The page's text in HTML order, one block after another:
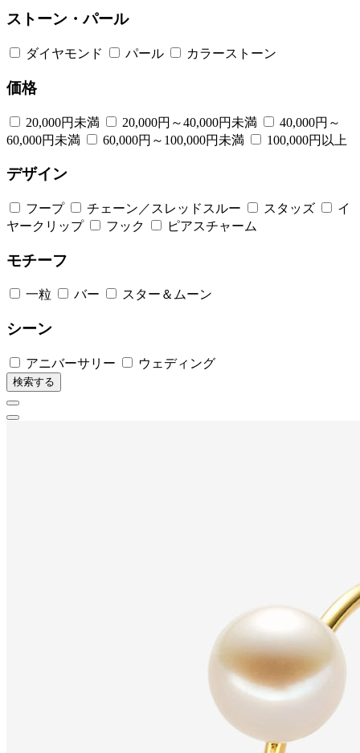
ストーン・パール
ダイヤモンド パール カラーストーン
価格
20,000円未満 20,000円～40,000円未満
40,000円～
60,000円未満
60,000円～100,000円未満 100,000円以上
デザイン
フープ チェーン／スレッドスルー スタッズ
イ
ヤークリップ
フック ピアスチャーム
モチーフ
一粒 バー スター＆ムーン
シーン
アニバーサリー ウェディング
検索する